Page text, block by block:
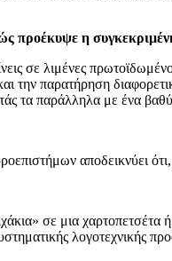
προέκυψε η
σε λιμένες
την παρατήρηση
τα παράλληλα με ένα
αποδεικνύει
σε μια
λογοτεχνικής